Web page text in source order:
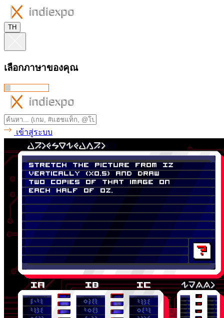
TH
เลือกภาษาของคุณ
เข้าสู่ระบบ